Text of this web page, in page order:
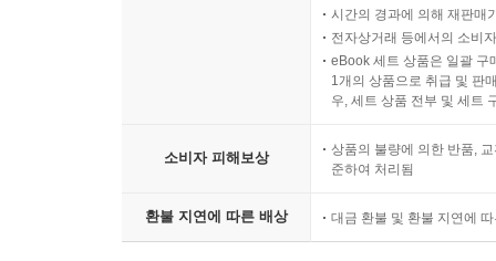
시간의 경과에 의해 재판매
전자상거래 등에서의 소비
eBook 세트 상품은 일괄 구
1개의 상품으로 취급 및 판
우, 세트 상품 전부 및 세트
소비자 피해보상
상품의 불량에 의한 반품,
준하여 처리됨
환불 지연에 따른 배상 대금 환불 및 환불 지연에